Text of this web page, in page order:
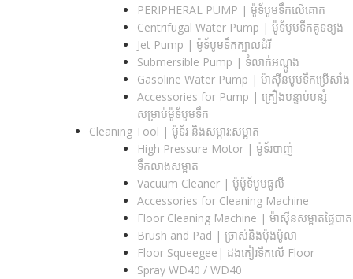
PERIPHERAL PUMP | ម៉ូទ័បូមទឹកលើគោក
Centrifugal Water Pump | ម៉ូទ័បូមទឹកគូទខ្យង
Jet Pump | ម៉ូទ័បូមទឹកក្បាលដំរី
Submersible Pump | ទំលាក់អណ្តូង
Gasoline Water Pump | ម៉ាស៊ីនបូមទឹកប្រើសាំង
Accessories for Pump | គ្រឿងបន្ទាប់បន្សំ
សម្រាប់ម៉ូទ័បូមទឹក
Cleaning Tool | ម៉ូទ័រ និងសម្ភារ:សម្អាត
High Pressure Motor | ម៉ូទ័របាញ់
ទឹកលាងសម្អាត
Vacuum Cleaner | ម៉ូម៉ូទ័បូមធូលី
Accessories for Cleaning Machine
Floor Cleaning Machine | ម៉ាស៊ីនសម្អាតផ្ទៃបាត
Brush and Pad | ច្រាស់និងប៉ុងប៉ូលា
Floor Squeegee| ដងកៀរទឺកលើ Floor
Spray WD40 / WD40